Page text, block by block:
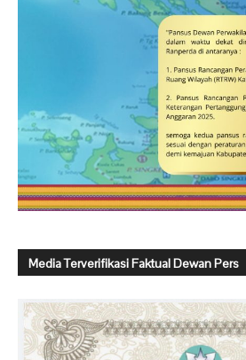
Media Terverifikasi Faktual Dewan Pers